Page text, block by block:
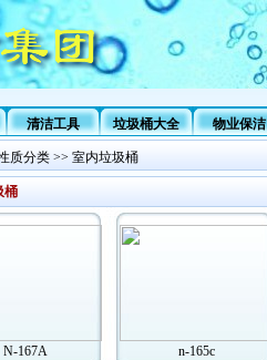
清洁工具 垃圾桶大全 物业保洁
质分类 >> 室内垃圾桶
桶
N-167A n-165c